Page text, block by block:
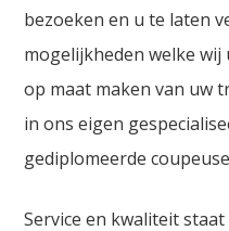
bezoeken en u te laten
mogelijkheden welke
op maat maken van uw
in ons eigen
gediplomeerde
Service en kwaliteit